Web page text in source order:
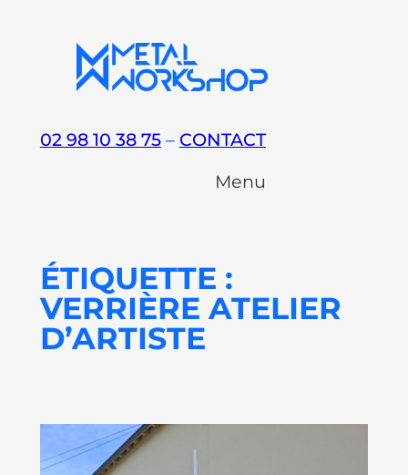
contenu
02 98 10 38 75– CONTACT
Menu
ÉTIQUETTE :
VERRIÈRE ATELIER
D’ARTISTE